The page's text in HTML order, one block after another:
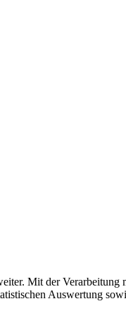
Mit der Verarbeitung
Auswertung